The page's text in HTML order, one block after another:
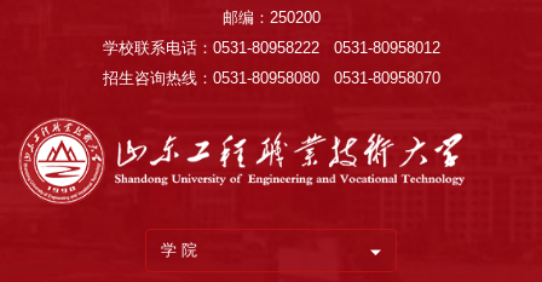
邮编：250200
学校联系电话：0531-80958222 0531-80958012
招生咨询热线：0531-80958080 0531-80958070
学 院